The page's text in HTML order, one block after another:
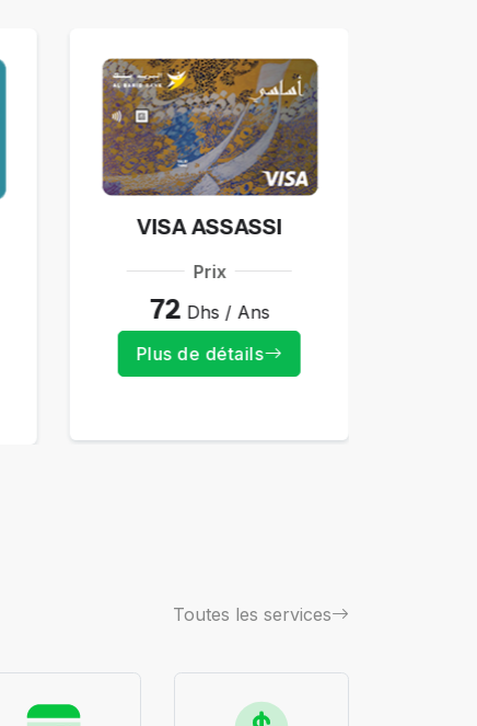
VISA ASSASSI
Prix
72 Dhs / Ans
Plus de détails
Toutes les services